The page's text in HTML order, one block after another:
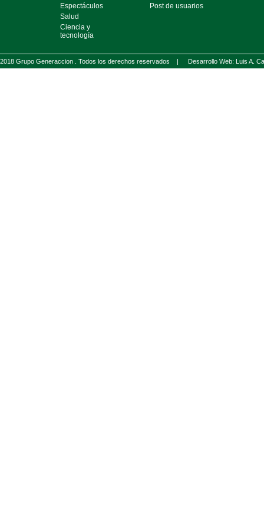
Espectáculos
Salud
Ciencia y
tecnología
Post de usuarios
2018 Grupo Generaccion . Todos los derechos reservados | Desarrollo Web: Luis